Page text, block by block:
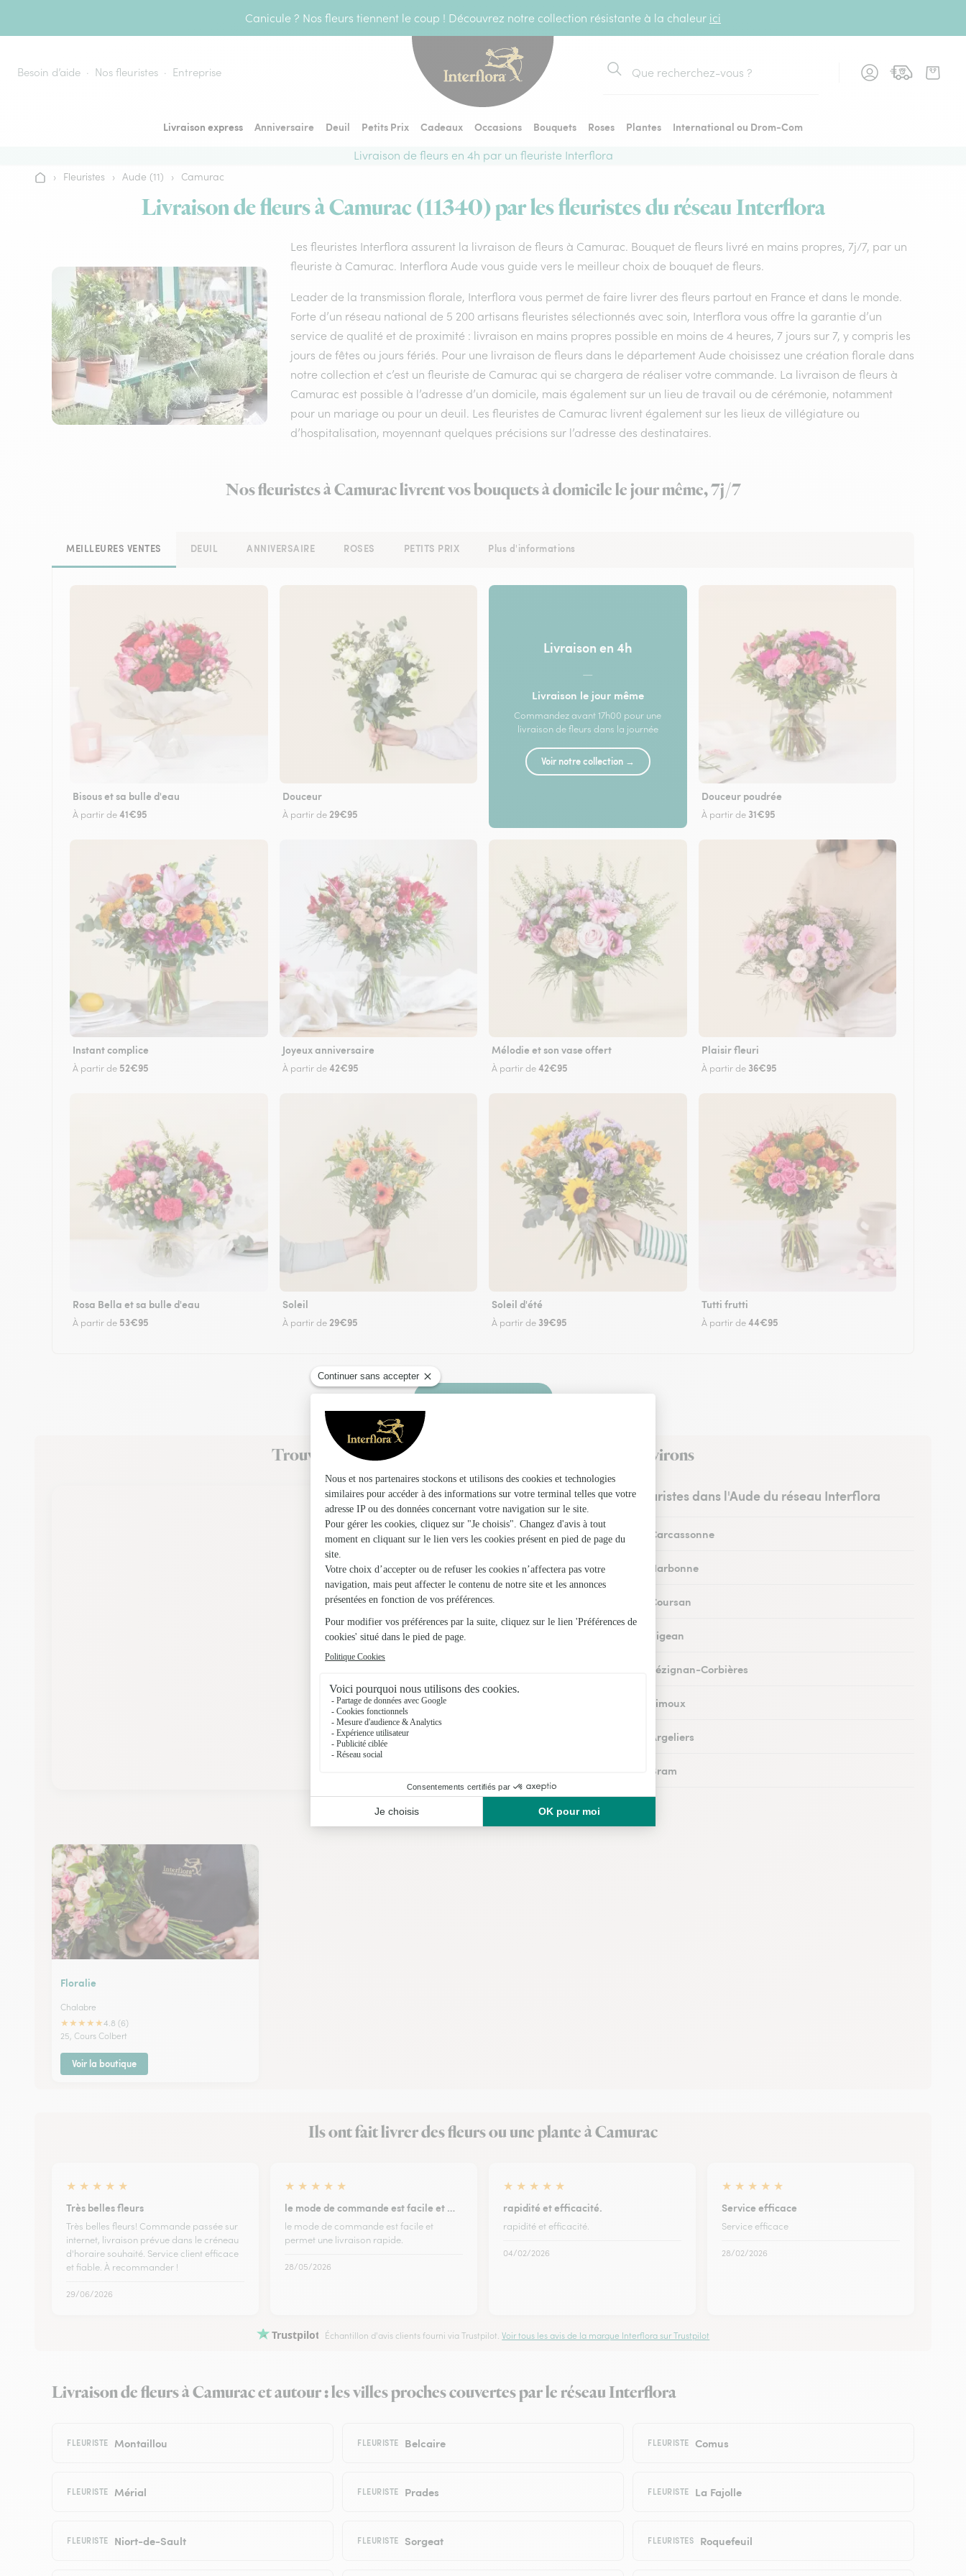
Canicule ? Nos fleurs tiennent le coup ! Découvrez notre collection résistante à la chaleur ici
Besoin d’aide Nos fleuristes Entreprise
Rechercher
Livraison express Anniversaire Deuil Petits Prix Cadeaux Occasions Bouquets Roses Plantes
International ou Drom-Com
Livraison de fleurs en 4h par un fleuriste Interflora
Accueil
› Fleuristes › Aude (11) › Camurac
Livraison de fleurs à Camurac (11340) par les fleuristes du réseau Interflora
Les fleuristes Interflora assurent la livraison de fleurs à Camurac. Bouquet de fleurs livré en mains propres, 7j/7, par un
fleuriste à Camurac. Interflora Aude vous guide vers le meilleur choix de bouquet de fleurs.
Leader de la transmission florale, Interflora vous permet de faire livrer des fleurs partout en France et dans le monde.
Forte d’un réseau national de 5 200 artisans fleuristes sélectionnés avec soin, Interflora vous offre la garantie d’un
service de qualité et de proximité : livraison en mains propres possible en moins de 4 heures, 7 jours sur 7, y compris les
jours de fêtes ou jours fériés. Pour une livraison de fleurs dans le département Aude choisissez une création florale dans
notre collection et c’est un fleuriste de Camurac qui se chargera de réaliser votre commande. La livraison de fleurs à
Camurac est possible à l’adresse d’un domicile, mais également sur un lieu de travail ou de cérémonie, notamment
pour un mariage ou pour un deuil. Les fleuristes de Camurac livrent également sur les lieux de villégiature ou
d’hospitalisation, moyennant quelques précisions sur l’adresse des destinataires.
Nos fleuristes à Camurac livrent vos bouquets à domicile le jour même, 7j/7
MEILLEURES VENTES DEUIL ANNIVERSAIRE ROSES PETITS PRIX Plus d'informations
Bisous et sa bulle d'eau
À partir de41€95
Douceur
À partir de 29€95
Livraison en 4h
—
Livraison le jour même
Commandez avant 17h00 pour une
livraison de fleurs dans la journée
Voir notre collection →
Douceur poudrée
À partir de 31€95
Instant complice
À partir de 52€95
Joyeux anniversaire
À partir de42€95
Mélodie et son vase offert
À partir de42€95
Plaisir fleuri
À partir de 36€95
Rosa Bella et sa bulle d'eau
À partir de 53€95
Soleil
À partir de 29€95
Soleil d'été
À partir de 39€95
Tutti frutti
À partir de44€95
Faire livrer des fleurs
Trouvez un fleuriste Interflora à Camurac et dans ses environs
Les fleuristes dans l'Aude du réseau Interflora
Fleuristes à Carcassonne
Fleuristes à Narbonne
Fleuristes à Coursan
Fleuristes à Sigean
Fleuristes à Lézignan-Corbières
Fleuristes à Limoux
Fleuristes à Argeliers
Fleuristes à Bram
Nos fleuristes à Camurac
Floralie
Chalabre
★★★★★4.8 (6)
25, Cours Colbert
Voir la boutique
Ils ont fait livrer des fleurs ou une plante à Camurac
★ ★ ★ ★ ★
Très belles fleurs
Très belles fleurs! Commande passée sur
internet, livraison prévue dans le créneau
d'horaire souhaité. Service client efficace
et fiable. À recommander !
29/06/2026
★ ★ ★ ★ ★
le mode de commande est facile et …
le mode de commande est facile et
permet une livraison rapide.
28/05/2026
★ ★ ★ ★ ★
rapidité et efficacité.
rapidité et efficacité.
04/02/2026
★ ★ ★ ★ ★
Service efficace
Service efficace
28/02/2026
Trustpilot Échantillon d'avis clients fourni via Trustpilot.Voir tous les avis de la marque Interflora sur Trustpilot
Livraison de fleurs à Camurac et autour : les villes proches couvertes par le réseau Interflora
FLEURISTE Montaillou FLEURISTE Belcaire FLEURISTE Comus
FLEURISTE Mérial FLEURISTE Prades FLEURISTE La Fajolle
FLEURISTE Niort-de-Sault FLEURISTE Sorgeat FLEURISTES Roquefeuil